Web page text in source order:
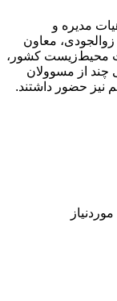
مدیره و
معاون
محیط‌زیست کشور،
چند از مسوولان
حضور داشتند.